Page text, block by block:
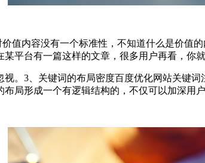
值内容没有一个标准性，不知道什么是价值
平台有一篇这样的文章，很多用户再看，你就
。3、关键词的布局密度百度优化网站关键
局形成一个有逻辑结构的，不仅可以加深用